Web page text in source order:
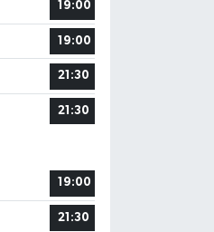
19:00
19:00
21:30
21:30
19:00
21:30